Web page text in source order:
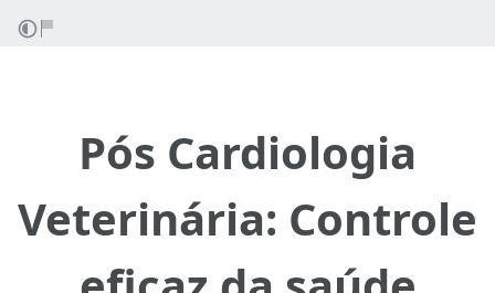
Pós Cardiologia
Veterinária: Controle